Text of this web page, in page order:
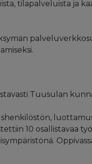
tilapalveluista ja
Tuusulan
10 osallistavaa